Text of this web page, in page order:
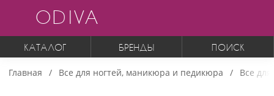
ODIVA
КАТАЛОГ БРЕНДЫ ПОИСК
Главная Все для ногтей, маникюра и педикюра Все